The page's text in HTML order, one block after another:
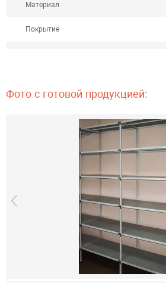
Материал
Покрытие
Количество ребер жесткости
Соединение полок и стойки
Фото с готовой продукцией: